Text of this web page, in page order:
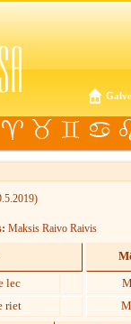
Maksis Raivo Raivis
lec
riet